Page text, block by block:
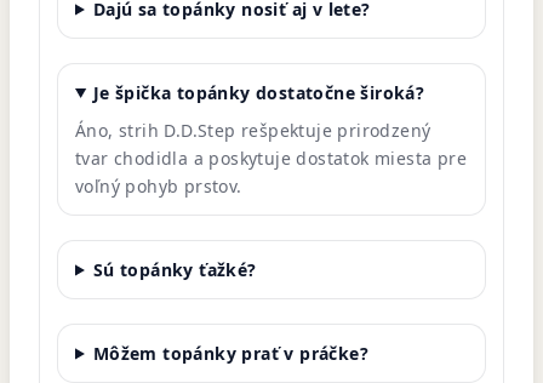
Dajú sa topánky nosiť aj v lete?
Je špička topánky dostatočne široká?
Áno, strih D.D.Step rešpektuje prirodzený
tvar chodidla a poskytuje dostatok miesta pre
voľný pohyb prstov.
Sú topánky ťažké?
Môžem topánky prať v práčke?